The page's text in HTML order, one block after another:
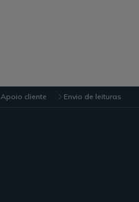
Apoio cliente Envio de leituras